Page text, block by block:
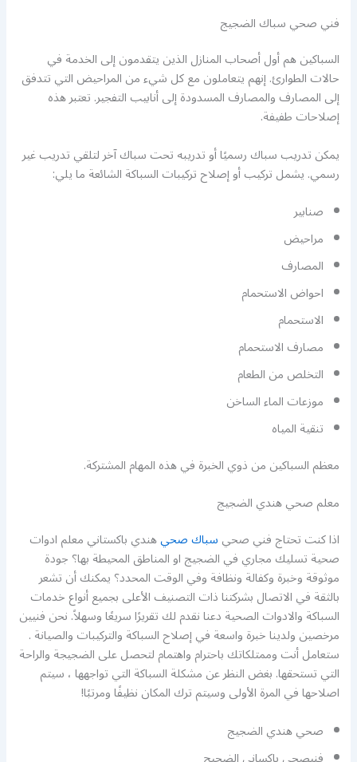
فني صحي سباك الضجيج
السباكين هم أول أصحاب المنازل الذين يتقدمون إلى الخدمة في
حالات الطوارئ. إنهم يتعاملون مع كل شيء من المراحيض التي تتدفق
إلى المصارف والمصارف المسدودة إلى أنابيب التفجير. تعتبر هذه
إصلاحات طفيفة.
يمكن تدريب سباك رسميًا أو تدريبه تحت سباك آخر لتلقي تدريب غير
رسمي. يشمل تركيب أو إصلاح تركيبات السباكة الشائعة ما يلي:
صنابير
مراحيض
المصارف
احواض الاستحمام
الاستحمام
مصارف الاستحمام
التخلص من الطعام
موزعات الماء الساخن
تنقية المياه
معظم السباكين من ذوي الخبرة في هذه المهام المشتركة.
معلم صحي هندي الضجيج
اذا كنت تحتاج فني صحيسباك صحيهندي باكستاني معلم ادوات
صحية تسليك مجاري في الضجيج او المناطق المحيطة بها؟ جودة
موثوقة وخبرة وكفالة ونظافة وفي الوقت المحدد؟ يمكنك أن تشعر
بالثقة في الاتصال بشركتنا ذات التصنيف الأعلى بجميع أنواع خدمات
السباكة والادوات الصحية دعنا نقدم لك تقريرًا سريعًا وسهلاً. نحن فنيين
مرخصين ولدينا خبرة واسعة في إصلاح السباكة والتركيبات والصيانة .
ستعامل أنت وممتلكاتك باحترام واهتمام لتحصل على الضجيجة والراحة
التي تستحقها. بغض النظر عن مشكلة السباكة التي تواجهها ، سيتم
اصلاحها في المرة الأولى وسيتم ترك المكان نظيفًا ومرتبًا!
صحي هندي الضجيج